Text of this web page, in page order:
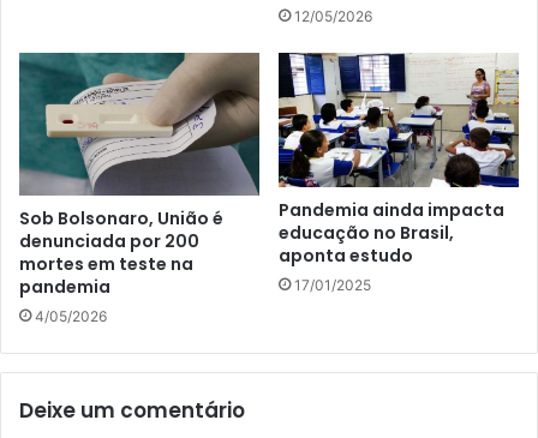
12/05/2026
Sob Bolsonaro, União é
denunciada por 200
mortes em teste na
pandemia
4/05/2026
Pandemia ainda impacta
educação no Brasil,
aponta estudo
17/01/2025
Deixe um comentário